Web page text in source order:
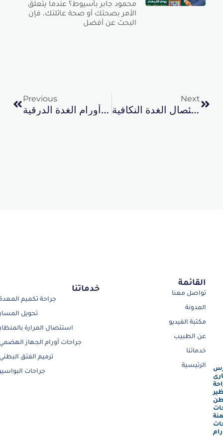
محمود جابر بأسيوط؟ عندما يتعلق
الأمر بصحتك أو صحة عائلتك، فإن
البحث عن أفضل
Previous
علاج أورام الغدة الدرقية
Next
عملية استئصال الغدة النكافية
القائمة
تواصل معنا
المدونة
مكتبة الفيديو
عن الطبيب
خدماتنا
الرئيسية
خدماتنا
جراحة تكميم
تحويل
استئصال المرارة
جراحات أورام الجهاز
ترميم الفتق
جراحات